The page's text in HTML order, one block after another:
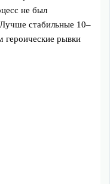
не был
стабильные 10–
героические рывки